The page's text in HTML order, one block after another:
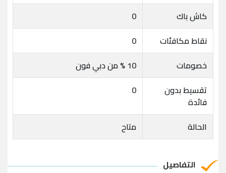
كاش باك
0
نقاط مكافئات
0
خصومات
10 % من دبي فون
تقسيط بدون
فائدة
0
الحالة متاح
التفاصيل